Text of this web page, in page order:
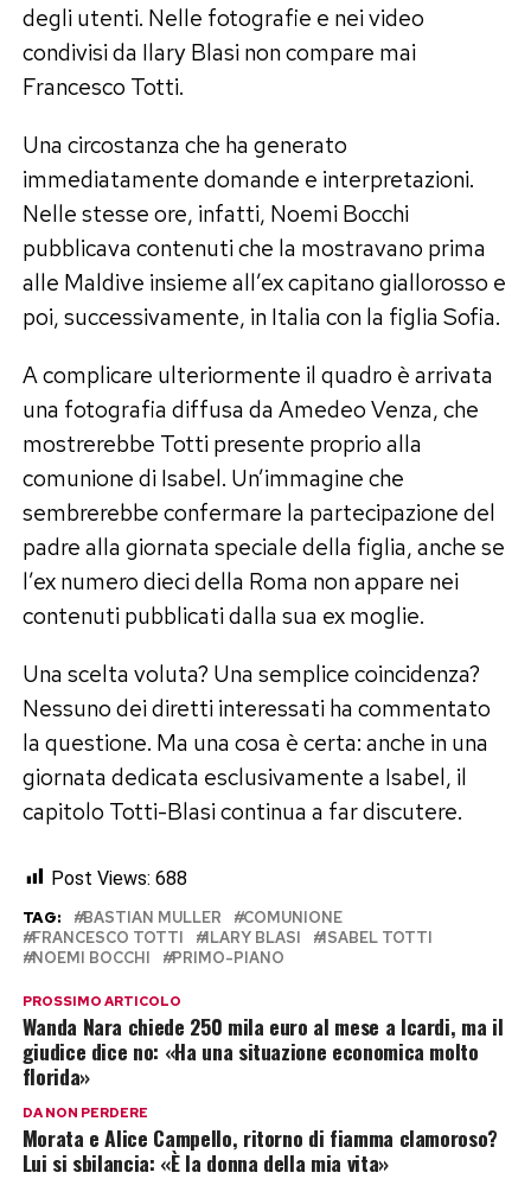
degli utenti. Nelle fotografie e nei video
condivisi da Ilary Blasi non compare mai
Francesco Totti.
Una circostanza che ha generato
immediatamente domande e interpretazioni.
Nelle stesse ore, infatti, Noemi Bocchi
pubblicava contenuti che la mostravano prima
alle Maldive insieme all’ex capitano giallorosso e
poi, successivamente, in Italia con la figlia Sofia.
A complicare ulteriormente il quadro è arrivata
una fotografia diffusa da Amedeo Venza, che
mostrerebbe Totti presente proprio alla
comunione di Isabel. Un’immagine che
sembrerebbe confermare la partecipazione del
padre alla giornata speciale della figlia, anche se
l’ex numero dieci della Roma non appare nei
contenuti pubblicati dalla sua ex moglie.
Una scelta voluta? Una semplice coincidenza?
Nessuno dei diretti interessati ha commentato
la questione. Ma una cosa è certa: anche in una
giornata dedicata esclusivamente a Isabel, il
capitolo Totti-Blasi continua a far discutere.
Post Views: 688
TAG: BASTIAN MULLER
COMUNIONE
FRANCESCO TOTTI
ILARY BLASI
ISABEL TOTTI
NOEMI BOCCHI
PRIMO-PIANO
PROSSIMO ARTICOLO
Wanda Nara chiede 250 mila euro al mese a Icardi, ma il
giudice dice no: «Ha una situazione economica molto
florida»
DA NON PERDERE
Morata e Alice Campello, ritorno di fiamma clamoroso?
Lui si sbilancia: «È la donna della mia vita»